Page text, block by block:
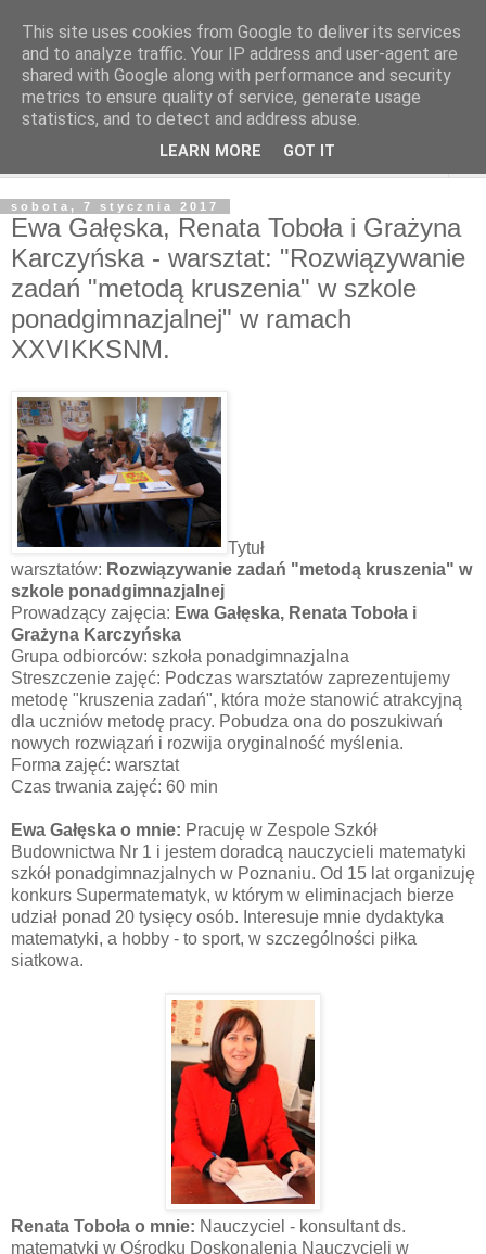
sobota, 7 stycznia 2017
Ewa Gałęska, Renata Toboła i Grażyna
Karczyńska - warsztat: "Rozwiązywanie
zadań "metodą kruszenia" w szkole
ponadgimnazjalnej" w ramach
XXVIKKSNM.
Tytuł
warsztatów: Rozwiązywanie zadań "metodą kruszenia" w
szkole ponadgimnazjalnej
Prowadzący zajęcia: Ewa Gałęska, Renata Toboła i
Grażyna Karczyńska
Grupa odbiorców: szkoła ponadgimnazjalna
Streszczenie zajęć: Podczas warsztatów zaprezentujemy
metodę "kruszenia zadań", która może stanowić atrakcyjną
dla uczniów metodę pracy. Pobudza ona do poszukiwań
nowych rozwiązań i rozwija oryginalność myślenia.
Forma zajęć: warsztat
Czas trwania zajęć: 60 min
Ewa Gałęska o mnie: Pracuję w Zespole Szkół
Budownictwa Nr 1 i jestem doradcą nauczycieli matematyki
szkół ponadgimnazjalnych w Poznaniu. Od 15 lat organizuję
konkurs Supermatematyk, w którym w eliminacjach bierze
udział ponad 20 tysięcy osób. Interesuje mnie dydaktyka
matematyki, a hobby - to sport, w szczególności piłka
siatkowa.
Renata Toboła o mnie: Nauczyciel - konsultant ds.
matematyki w Ośrodku Doskonalenia Nauczycieli w
This site uses cookies from Google to deliver its services
and to analyze traffic. Your IP address and user-agent are
shared with Google along with performance and security
metrics to ensure quality of service, generate usage
statistics, and to detect and address abuse.
LEARN MORE GOT IT